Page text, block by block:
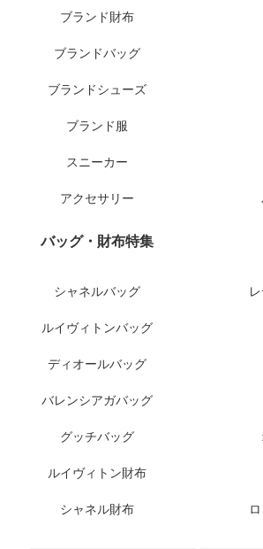
ブランド財布
ブランドバッグ
ブランドシューズ
ブランド服
スニーカー
アクセサリー
バッグ・財布特集
シャネルバッグ
ルイヴィトンバッグ
ディオールバッグ
バレンシアガバッグ
グッチバッグ
ルイヴィトン財布
シャネル財布